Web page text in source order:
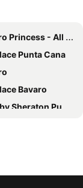
- All Inclusive
Punta Cana
Bavaro
Puntacana
By Harper
Cana Resort & Spa